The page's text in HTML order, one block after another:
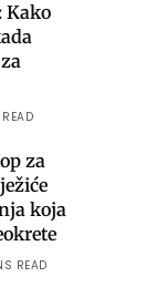
Kako
za
koja
READ